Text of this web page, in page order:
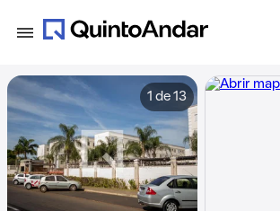
1 de 13